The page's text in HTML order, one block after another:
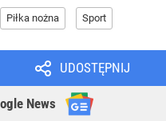
Piłka nożna Sport
UDOSTĘPNIJ
News